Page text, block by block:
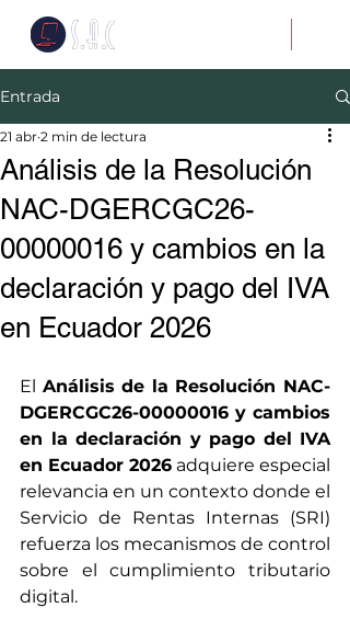
Entrada
Análisis de la Resolución
NAC-DGERCGC26-
00000016 y cambios en la
declaración y pago del IVA
en Ecuador 2026
21 abr 2 min de lectura
El Análisis de la Resolución NAC-
DGERCGC26-00000016 y cambios
en la declaración y pago del IVA
en Ecuador 2026 adquiere especial
relevancia en un contexto donde el
Servicio de Rentas Internas (SRI)
refuerza los mecanismos de control
sobre el cumplimiento tributario
digital.